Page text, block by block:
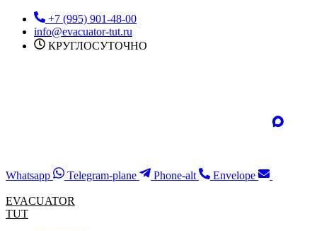
Перейти
содержимому
+7 (995) 901-48-00
info@evacuator-tut.ru
КРУГЛОСУТОЧНО
Whatsapp Telegram-plane Phone-alt Envelope
EVACUATOR
TUT